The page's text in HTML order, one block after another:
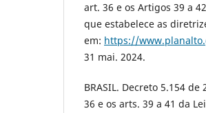
art. 36 e os Artigos 39 a
que estabelece as
em: https://
31 mai. 2024.
BRASIL. Decreto 5.154
36 e os arts. 39 a 41 da